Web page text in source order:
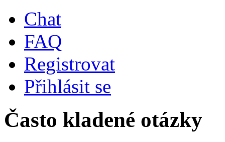
Chat
FAQ
Registrovat
Přihlásit se
Často kladené otázky